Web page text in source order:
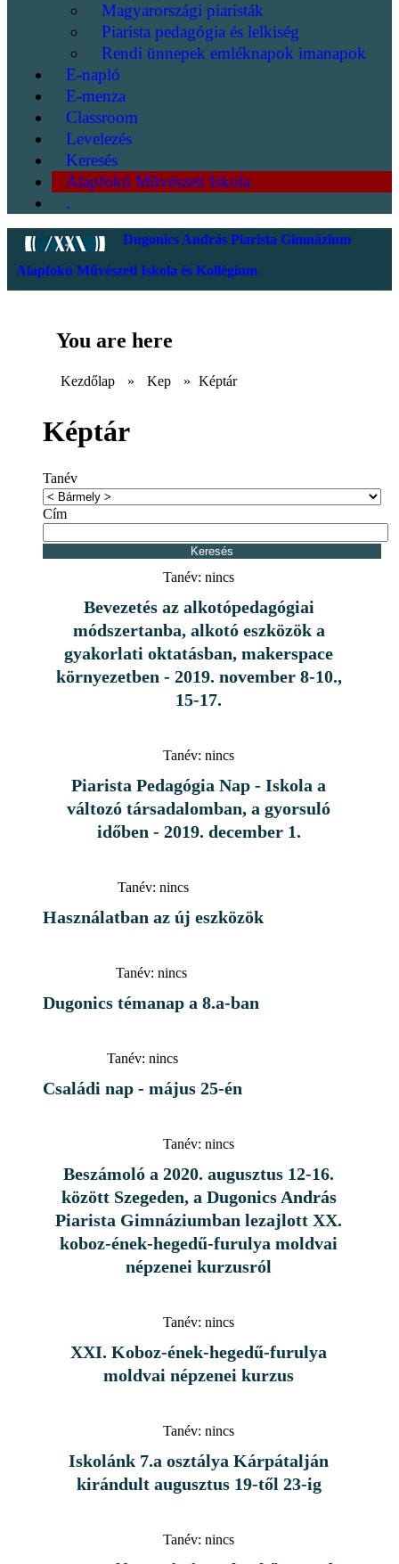
Magyarországi piaristák
Piarista pedagógia és lelkiség
Rendi ünnepek emléknapok imanapok
E-napló
E-menza
Classroom
Levelezés
Keresés
Alapfokú Művészeti Iskola
.
Dugonics András Piarista Gimnázium
Alapfokú Művészeti Iskola és Kollégium
You are here
Kezdőlap » Kep » Képtár
Képtár
Tanév
Cím
Tanév: nincs
Bevezetés az alkotópedagógiai
módszertanba, alkotó eszközök a
gyakorlati oktatásban, makerspace
környezetben - 2019. november 8-10.,
15-17.
Tanév: nincs
Piarista Pedagógia Nap - Iskola a
változó társadalomban, a gyorsuló
időben - 2019. december 1.
Tanév: nincs
Használatban az új eszközök
Tanév: nincs
Dugonics témanap a 8.a-ban
Tanév: nincs
Családi nap - május 25-én
Tanév: nincs
Beszámoló a 2020. augusztus 12-16.
között Szegeden, a Dugonics András
Piarista Gimnáziumban lezajlott XX.
koboz-ének-hegedű-furulya moldvai
népzenei kurzusról
Tanév: nincs
XXI. Koboz-ének-hegedű-furulya
moldvai népzenei kurzus
Tanév: nincs
Iskolánk 7.a osztálya Kárpátalján
kirándult augusztus 19-től 23-ig
Tanév: nincs